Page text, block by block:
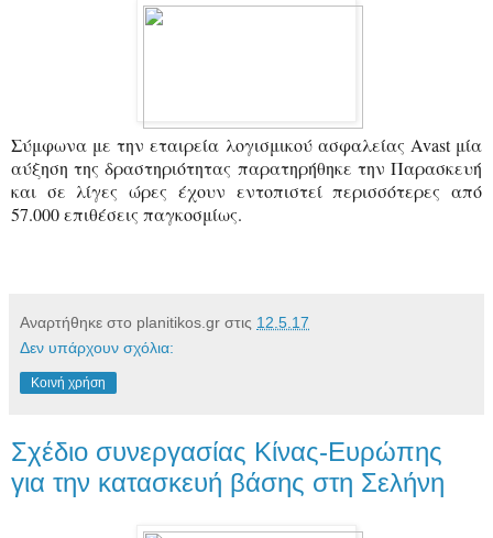
Σύμφωνα με την εταιρεία λογισμικού ασφαλείας Avast μία
αύξηση της δραστηριότητας παρατηρήθηκε την Παρασκευή
και σε λίγες ώρες έχουν εντοπιστεί περισσότερες από
57.000 επιθέσεις παγκοσμίως.
Αναρτήθηκε στο planitikos.gr στις 12.5.17
Δεν υπάρχουν σχόλια:
Κοινή χρήση
Σχέδιο συνεργασίας Κίνας-Ευρώπης
για την κατασκευή βάσης στη Σελήνη